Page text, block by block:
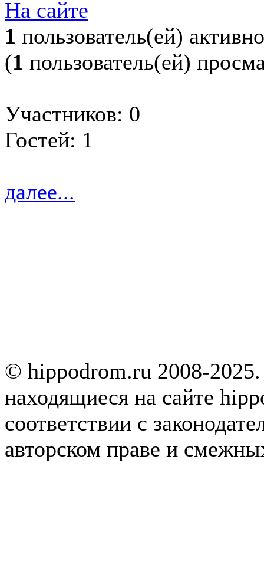
На сайте
1 пользователь(ей) активно
(1 пользователь(ей)
Участников: 0
Гостей: 1
далее...
© hippodrom.ru 2008-
находящиеся на сайте
соответствии с
авторском праве и